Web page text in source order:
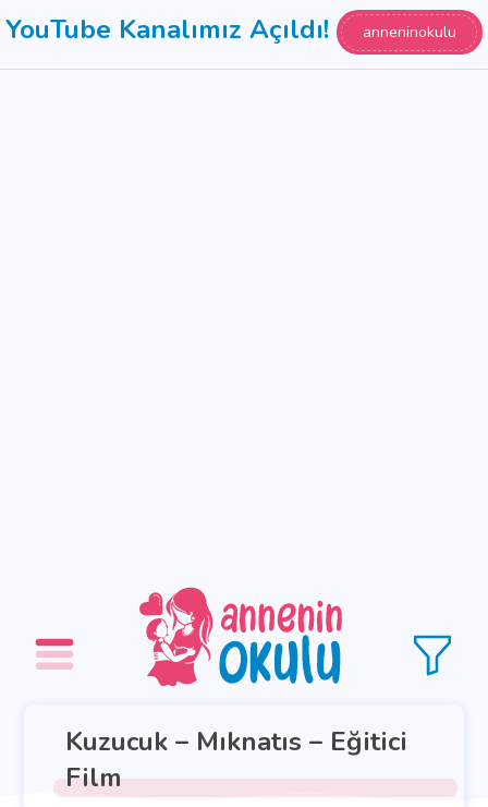
YouTube Kanalımız Açıldı! anneninokulu
Kuzucuk – Mıknatıs – Eğitici
Film